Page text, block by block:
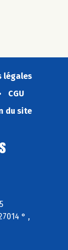
légales
CGU
du site
° ,